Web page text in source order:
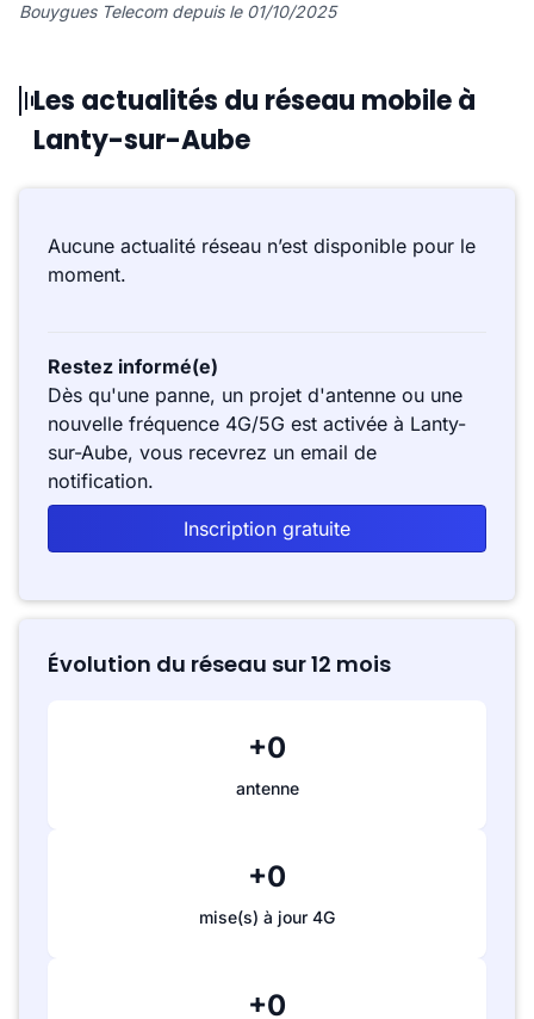
Bouygues Telecom depuis le 01/10/2025
Les actualités du réseau mobile à
Lanty-sur-Aube
Aucune actualité réseau n’est disponible pour le
moment.
Restez informé(e)
Dès qu'une panne, un projet d'antenne ou une
nouvelle fréquence 4G/5G est activée à Lanty-
sur-Aube, vous recevrez un email de
notification.
Inscription gratuite
Évolution du réseau sur 12 mois
+0
antenne
+0
mise(s) à jour 4G
+0